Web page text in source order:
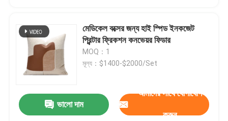
মেডিকেল বক্সের জন্য হাই স্পিড ইনকজেট
প্রিন্টার ফ্রিকশন কনভেয়র ফিডার
MOQ：1
মূল্য：$1400-$2000/Set
ভালো দাম
আমাদের সাথে যোগাযোগ
করুন